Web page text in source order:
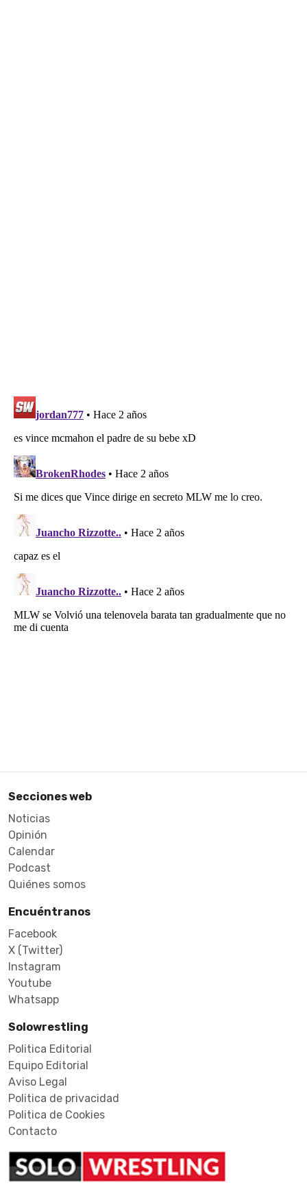
Secciones web
Noticias
Opinión
Calendar
Podcast
Quiénes somos
Encuéntranos
Facebook
X (Twitter)
Instagram
Youtube
Whatsapp
Solowrestling
Politica Editorial
Equipo Editorial
Aviso Legal
Politica de privacidad
Politica de Cookies
Contacto